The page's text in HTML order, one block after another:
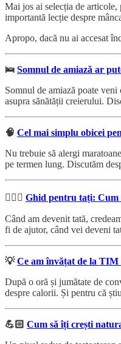
Mai jos ai selecția de articole,
importantă lecție despre
Apropo, dacă nu ai accesat
🛌 Somnul de amiază ar
Somnul de amiază poate
asupra sănătății creierului.
🧠 Cel mai simplu obicei
Nu trebuie să alergi
pe termen lung. Discutăm
👨🏼‍⚕️ Ghid pentru tați: Cum
Când am devenit tată,
fi de ajutor, când vei deveni
💡Ce am învățat de la TIM
După o oră și jumătate de
despre calorii. Și pentru că
💪🏻 Cum să îți crești